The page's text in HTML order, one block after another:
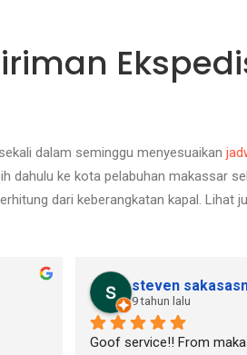
dalam seminggu menyesuaikan
dahulu ke kota pelabuhan makassar
dari keberangkatan kapal. Lihat
steven
9 tahun lalu
Goof service!! From